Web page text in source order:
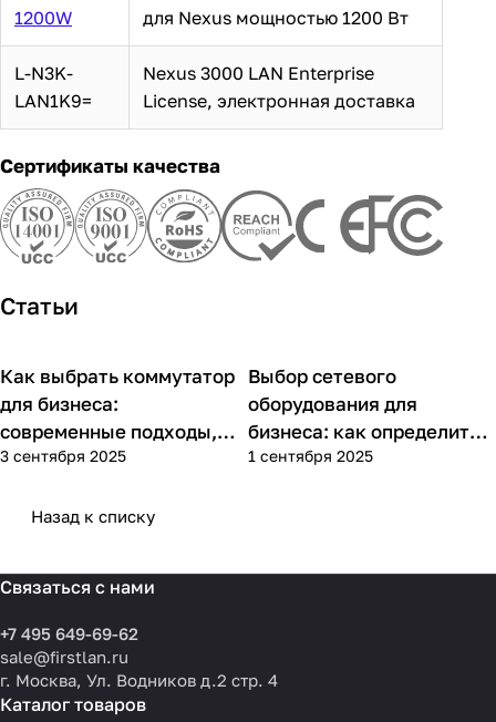
1200W
для Nexus мощностью 1200 Вт
L-N3K-
LAN1K9=
Nexus 3000 LAN Enterprise
License, электронная доставка
Сертификаты качества
Статьи
Советы покупателям
Как выбрать коммутатор
для бизнеса:
современные подходы,
практика применения и
3 сентября 2025
Советы покупателям
Выбор сетевого
оборудования для
бизнеса: как определить
потребности компании и
1 сентября 2025
Назад к списку
Связаться с нами
+7 495 649-69-62
sale@firstlan.ru
г. Москва, Ул. Водников д.2 стр. 4
Каталог товаров